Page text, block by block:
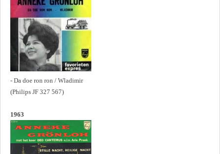
- Da doe ron ron / Wladimir
(Philips JF 327 567)
1963